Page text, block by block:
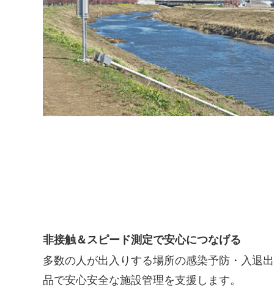
非接触＆スピード測定で安心につなげる
多数の人が出入りする場所の感染予防・入退
品で安心安全な施設管理を支援します。